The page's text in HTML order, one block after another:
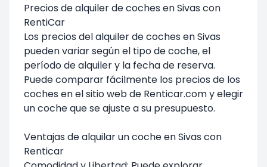
Precios de alquiler de coches en Sivas con
RentiCar
Los precios del alquiler de coches en Sivas
pueden variar según el tipo de coche, el
período de alquiler y la fecha de reserva.
Puede comparar fácilmente los precios de los
coches en el sitio web de Renticar.com y elegir
un coche que se ajuste a su presupuesto.
Ventajas de alquilar un coche en Sivas con
Renticar